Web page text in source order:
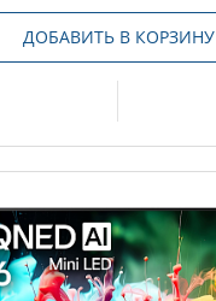
ДОБАВИТЬ В КОРЗИНУ